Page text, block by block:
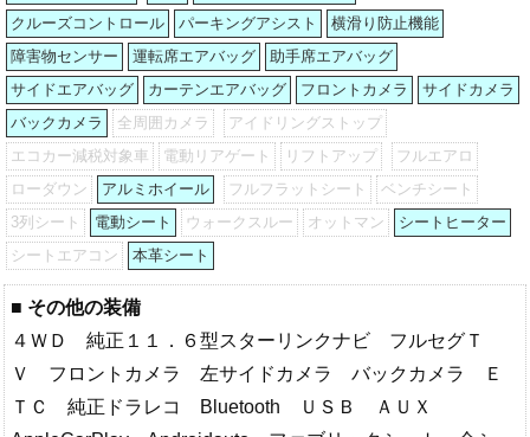
クルーズコントロール
パーキングアシスト
横滑り防止機能
障害物センサー
運転席エアバッグ
助手席エアバッグ
サイドエアバッグ
カーテンエアバッグ フロントカメラ
サイドカメラ
バックカメラ
全周囲カメラ
アイドリングストップ
エコカー減税対象車
電動リアゲート リフトアップ
フルエアロ
ローダウン
アルミホイール フルフラットシート
ベンチシート
3列シート
電動シート ウォークスルー オットマン
シートヒーター
シートエアコン
本革シート
■ その他の装備
４ＷＤ 純正１１．６型スターリンクナビ フルセグＴ
Ｖ フロントカメラ 左サイドカメラ バックカメラ Ｅ
ＴＣ 純正ドラレコ Bluetooth ＵＳＢ ＡＵＸ